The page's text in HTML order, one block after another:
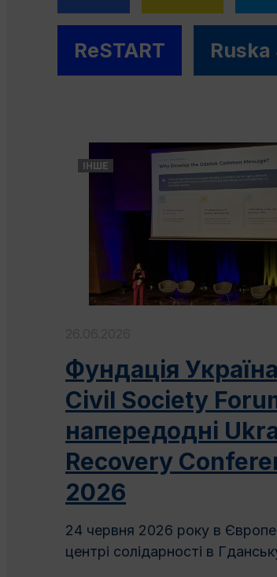
ReSTART
ІНШЕ
Фундація
Civil Society
напередодні
Recovery
2026
24 червня 2026 року в
центрі солідарності в